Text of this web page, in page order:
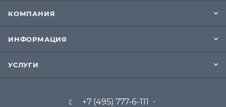
КОМПАНИЯ
ИНФОРМАЦИЯ
УСЛУГИ
+7 (495) 777-6-111